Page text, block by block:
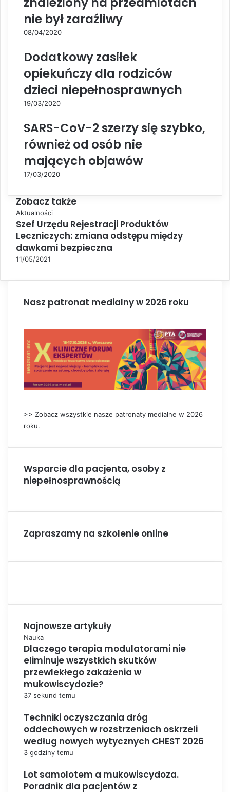
nie był zaraźliwy
08/04/2020
Dodatkowy zasiłek
opiekuńczy dla rodziców
dzieci niepełnosprawnych
19/03/2020
SARS-CoV-2 szerzy się szybko,
również od osób nie
mających objawów
17/03/2020
Zobacz także
C
l
o
s
e
Aktualności
Szef Urzędu Rejestracji Produktów
Leczniczych: zmiana odstępu między
dawkami bezpieczna
11/05/2021
Nasz patronat medialny w 2026 roku
>> Zobacz wszystkie nasze patronaty medialne w 2026
roku.
Wsparcie dla pacjenta, osoby z
niepełnosprawnością
Zapraszamy na szkolenie online
Najnowsze artykuły
Nauka
Dlaczego terapia modulatorami nie
eliminuje wszystkich skutków
przewlekłego zakażenia w
mukowiscydozie?
37 sekund temu
Techniki oczyszczania dróg
oddechowych w rozstrzeniach oskrzeli
według nowych wytycznych CHEST 2026
3 godziny temu
Lot samolotem a mukowiscydoza.
Poradnik dla pacjentów z